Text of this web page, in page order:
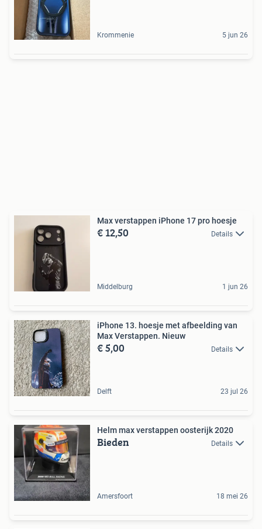
Krommenie 5 jun 26
Max verstappen iPhone 17 pro hoesje
€ 12,50 Details
Middelburg 1 jun 26
iPhone 13. hoesje met afbeelding van
Max Verstappen. Nieuw
€ 5,00 Details
Delft 23 jul 26
Helm max verstappen oosterijk 2020
Bieden Details
Amersfoort 18 mei 26